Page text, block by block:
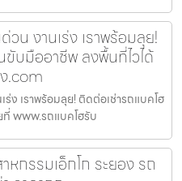
น งานเร่ง เราพร้อมลุย!
บมืออาชีพ ลงพื้นที่ไวได้
.com
ง เราพร้อมลุย! ติดต่อเช่ารถแบคโฮ
www.รถแบคโฮรับ
กรรมเอ็กโก ระยอง รถ